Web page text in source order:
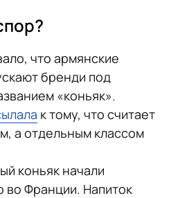
что армянские
бренди под
«коньяк».
к тому, что считает
а отдельным классом
коньяк начали
во Франции. Напиток